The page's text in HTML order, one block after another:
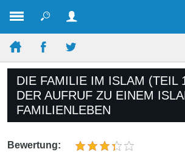
DIE FAMILIE IM ISLAM (TEIL
DER AUFRUF ZU EINEM
FAMILIENLEBEN
Bewertung: